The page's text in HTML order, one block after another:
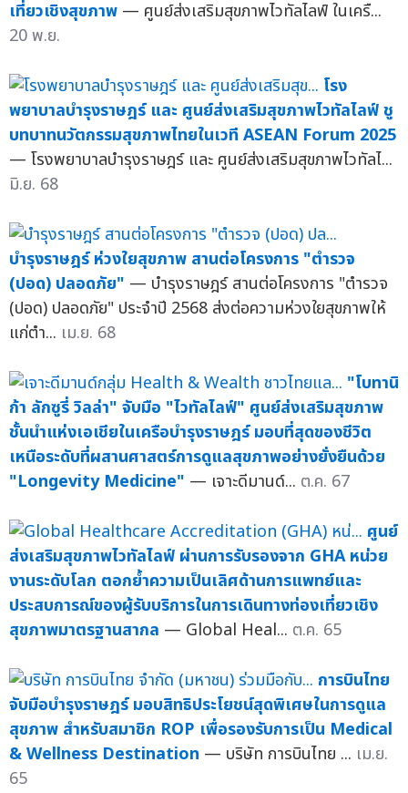
เที่ยวเชิงสุขภาพ — ศูนย์ส่งเสริมสุขภาพไวทัลไลฟ์ ในเครื...
20 พ.ย.
โรง
พยาบาลบำรุงราษฎร์ และ ศูนย์ส่งเสริมสุขภาพไวทัลไลฟ์ ชู
บทบาทนวัตกรรมสุขภาพไทยในเวที ASEAN Forum 2025
— โรงพยาบาลบำรุงราษฎร์ และ ศูนย์ส่งเสริมสุขภาพไวทัลไ...
มิ.ย. 68
บำรุงราษฎร์ ห่วงใยสุขภาพ สานต่อโครงการ "ตำรวจ
(ปอด) ปลอดภัย" — บำรุงราษฎร์ สานต่อโครงการ "ตำรวจ
(ปอด) ปลอดภัย" ประจำปี 2568 ส่งต่อความห่วงใยสุขภาพให้
แก่ตำ... เม.ย. 68
"โบทานิ
ก้า ลักซูรี่ วิลล่า" จับมือ "ไวทัลไลฟ์" ศูนย์ส่งเสริมสุขภาพ
ชั้นนำแห่งเอเชียในเครือบำรุงราษฎร์ มอบที่สุดของชีวิต
เหนือระดับที่ผสานศาสตร์การดูแลสุขภาพอย่างยั่งยืนด้วย
"Longevity Medicine" — เจาะดีมานด์... ต.ค. 67
ศูนย์
ส่งเสริมสุขภาพไวทัลไลฟ์ ผ่านการรับรองจาก GHA หน่วย
งานระดับโลก ตอกย้ำความเป็นเลิศด้านการแพทย์และ
ประสบการณ์ของผู้รับบริการในการเดินทางท่องเที่ยวเชิง
สุขภาพมาตรฐานสากล — Global Heal... ต.ค. 65
การบินไทย
จับมือบำรุงราษฎร์ มอบสิทธิประโยชน์สุดพิเศษในการดูแล
สุขภาพ สำหรับสมาชิก ROP เพื่อรองรับการเป็น Medical
& Wellness Destination — บริษัท การบินไทย ... เม.ย.
65